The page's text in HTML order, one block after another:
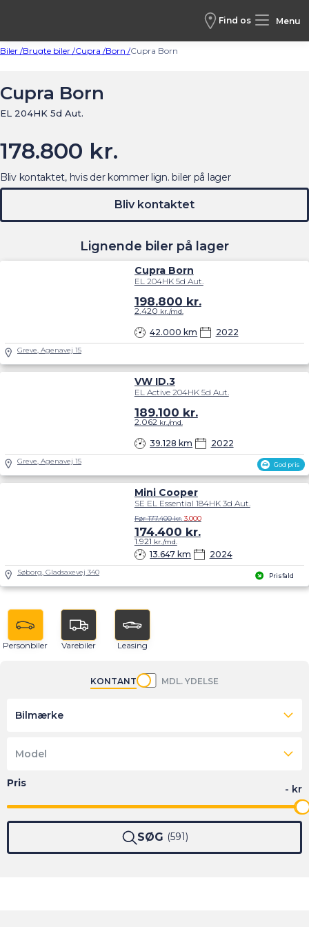
Find os Menu
Biler /Brugte biler /Cupra /Born /Cupra Born
Cupra Born
EL 204HK 5d Aut.
178.800 kr.
Lignende biler på lager
Cupra Born
EL 204HK 5d Aut.
42.000 km 2022
198.800 kr.
2.420 kr./md.
Greve, Agenavej 15
God pris
VW ID.3
EL Active 204HK 5d Aut.
39.128 km 2022
189.100 kr.
2.062kr./md.
Greve, Agenavej 15
Prisfald
Mini Cooper
SE EL Essential 184HK 3d Aut.
13.647 km 2024
Før 177.400 kr. 3.000
174.400 kr.
1.921 kr./md.
Søborg, Gladsaxevej 340
Bliv kontaktet, hvis der kommer lign. biler på lager
Bliv kontaktet
Personbiler Varebiler Leasing
KONTANT MDL. YDELSE
Bilmærke
Model
SØG 591